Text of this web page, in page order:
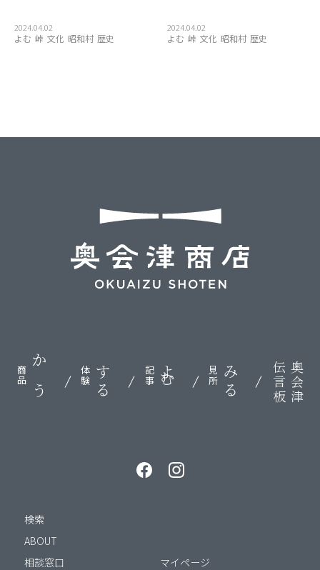
2024.04.02
よむ 峠 文化 昭和村 歴史
2024.04.02
よむ 峠 文化 昭和村 歴史
かう
商品 する
体験 よむ
記事 みる
見所 奥会津
伝言板
検索
ABOUT
相談窓口
マイページ